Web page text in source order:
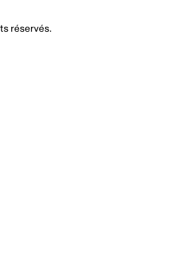
réservés.